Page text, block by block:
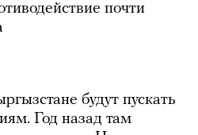
почти
будут пускать
Год назад там